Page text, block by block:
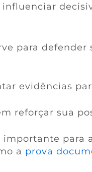
para defender
evidências
reforçar sua
para
a prova